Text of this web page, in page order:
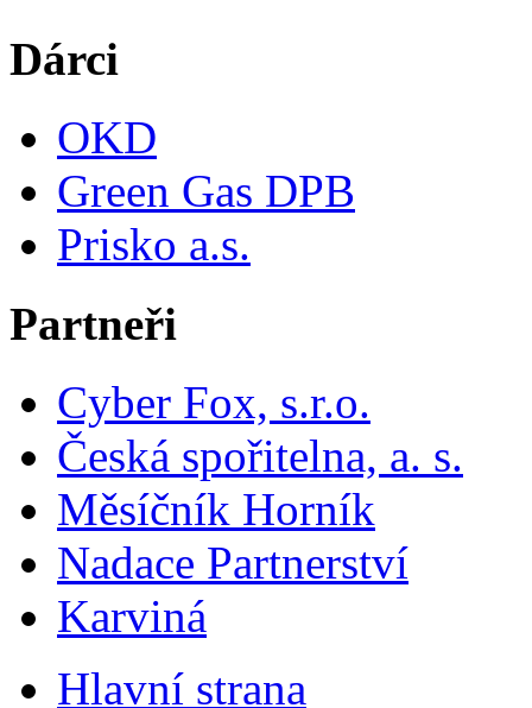
Dárci
OKD
Green Gas DPB
Prisko a.s.
Partneři
Cyber Fox, s.r.o.
Česká spořitelna, a. s.
Měsíčník Horník
Nadace Partnerství
Karviná
Hlavní strana